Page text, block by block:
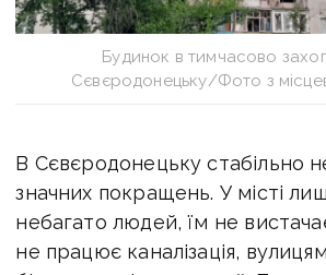
Будинок в тимчасово
Сєвєродонецьку/Фото з
В Сєвєродонецьку стабільно
значних покращень. У місті
небагато людей, їм не
не працює каналізація,